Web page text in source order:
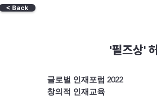
< Back
'필즈상'
글로벌 인재포럼 2022
창의적 인재교육